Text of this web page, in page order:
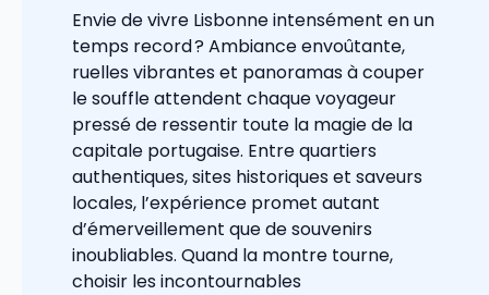
Envie de vivre Lisbonne intensément en un
temps record ? Ambiance envoûtante,
ruelles vibrantes et panoramas à couper
le souffle attendent chaque voyageur
pressé de ressentir toute la magie de la
capitale portugaise. Entre quartiers
authentiques, sites historiques et saveurs
locales, l’expérience promet autant
d’émerveillement que de souvenirs
inoubliables. Quand la montre tourne,
choisir les incontournables